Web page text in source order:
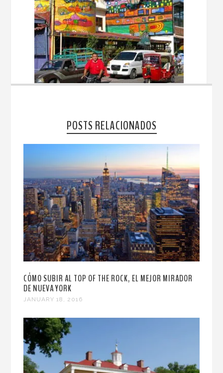
POSTS RELACIONADOS
CÓMO SUBIR AL TOP OF THE ROCK, EL MEJOR MIRADOR
DE NUEVA YORK
JANUARY 18, 2016